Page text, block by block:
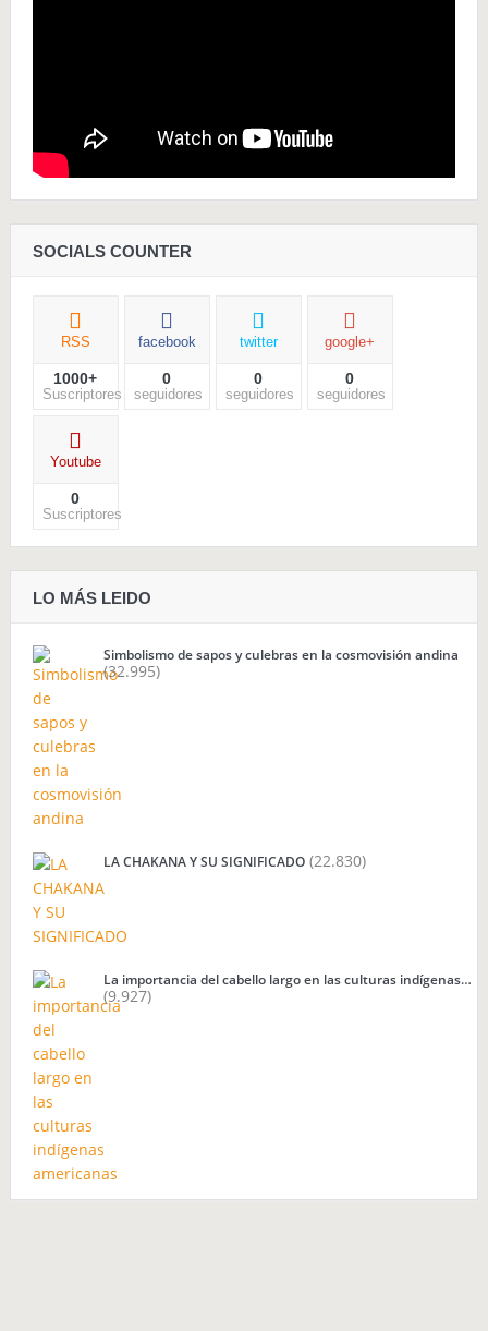
SOCIALS COUNTER
RSS
1000+
Suscriptores
facebook
0
seguidores
twitter
0
seguidores
google+
0
seguidores
Youtube
0
Suscriptores
LO MÁS LEIDO
Simbolismo de sapos y culebras en la cosmovisión andina
(32.995)
LA CHAKANA Y SU SIGNIFICADO (22.830)
La importancia del cabello largo en las culturas indígenas…
(9.927)